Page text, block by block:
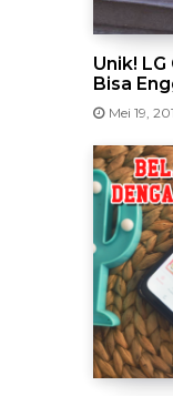
Unik!
Bisa
Mei 19,